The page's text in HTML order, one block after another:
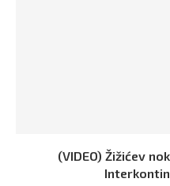
(VIDEO) Žižićev